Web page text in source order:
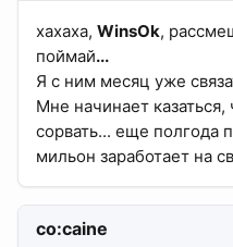
хахаха, WinsOk,
поймай...
Я с ним месяц уже
Мне начинает
сорвать... еще полгода
мильон заработает на
co:caine